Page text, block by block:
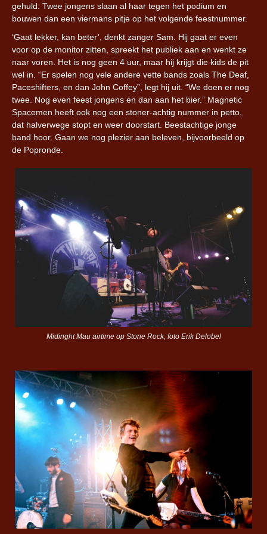
gehuld. Twee jongens slaan al haar tegen het podium en
bouwen dan een viermans pitje op het volgende feestnummer.
‘Gaat lekker, kan beter’, denkt zanger Sam. Hij gaat er even
voor op de monitor zitten, spreekt het publiek aan en wenkt ze
naar voren. Het is nog geen 4 uur, maar hij krijgt die kids de pit
wel in. “Er spelen nog vele andere vette bands zoals The Deaf,
Paceshifters, en dan John Coffey”, legt hij uit. “We doen er nog
twee. Nog even feest jongens en dan aan het bier.” Magnetic
Spacemen heeft ook nog een stoner-achtig nummer in petto,
dat halverwege stopt en weer doorstart. Beestachtige jonge
band hoor. Gaan we nog plezier aan beleven, bijvoorbeeld op
de Popronde.
Midinght Mau airtime op Stone Rock, foto Erik Delobel